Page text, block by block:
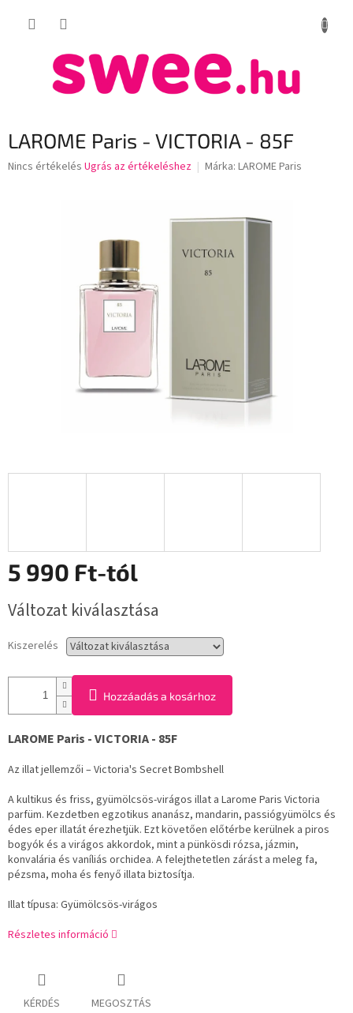
KOSÁR
LAROME Paris - VICTORIA - 85F
A
Nincs értékelés Ugrás az értékeléshez Márka: LAROME Paris
5 990 Ft-tól
Változat kiválasztása
Kiszerelés
Hozzáadás a kosárhoz
LAROME Paris - VICTORIA - 85F
Az illat jellemzői – Victoria's Secret Bombshell
A kultikus és friss, gyümölcsös-virágos illat a Larome Paris Victoria
parfüm. Kezdetben egzotikus ananász, mandarin, passiógyümölcs és
édes eper illatát érezhetjük. Ezt követően előtérbe kerülnek a piros
bogyók és a virágos akkordok, mint a pünkösdi rózsa, jázmin,
konvalária és vaníliás orchidea. A felejthetetlen zárást a meleg fa,
pézsma, moha és fenyő illata biztosítja.
Illat típusa: Gyümölcsös-virágos
Részletes információ
KÉRDÉS MEGOSZTÁS